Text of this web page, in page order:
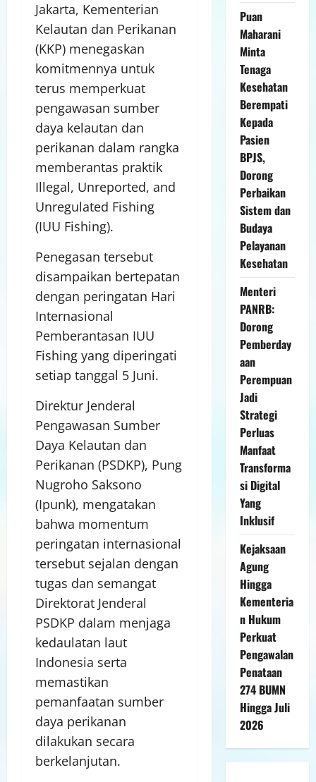
Jakarta, Kementerian
Kelautan dan Perikanan
(KKP) menegaskan
komitmennya untuk
terus memperkuat
pengawasan sumber
daya kelautan dan
perikanan dalam rangka
memberantas praktik
Illegal, Unreported, and
Unregulated Fishing
(IUU Fishing).
Penegasan tersebut
disampaikan bertepatan
dengan peringatan Hari
Internasional
Pemberantasan IUU
Fishing yang diperingati
setiap tanggal 5 Juni.
Direktur Jenderal
Pengawasan Sumber
Daya Kelautan dan
Perikanan (PSDKP), Pung
Nugroho Saksono
(Ipunk), mengatakan
bahwa momentum
peringatan internasional
tersebut sejalan dengan
tugas dan semangat
Direktorat Jenderal
PSDKP dalam menjaga
kedaulatan laut
Indonesia serta
memastikan
pemanfaatan sumber
daya perikanan
dilakukan secara
berkelanjutan.
Puan
Maharani
Minta
Tenaga
Kesehatan
Berempati
Kepada
Pasien
BPJS,
Dorong
Perbaikan
Sistem dan
Budaya
Pelayanan
Kesehatan
Menteri
PANRB:
Dorong
Pemberday
aan
Perempuan
Jadi
Strategi
Perluas
Manfaat
Transforma
si Digital
Yang
Inklusif
Kejaksaan
Agung
Hingga
Kementeria
n Hukum
Perkuat
Pengawalan
Penataan
274 BUMN
Hingga Juli
2026